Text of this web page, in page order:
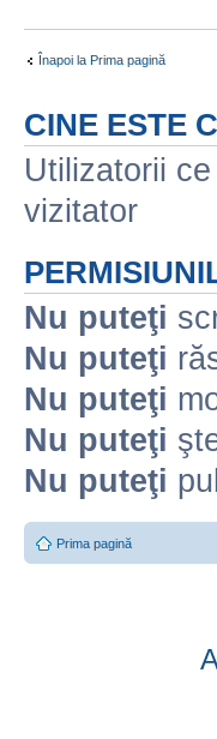
Înapoi la Prima pagină
CINE ESTE
Utilizatorii
vizitator
Nu puteţi
Nu puteţi
Nu puteţi
Nu puteţi
Nu puteţi
Prima pagină